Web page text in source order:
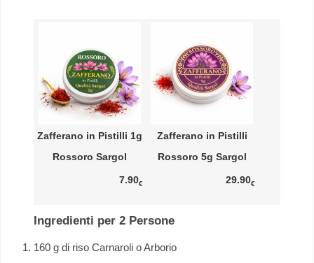
Zafferano in Pistilli 1g
Rossoro Sargol
7.90€
Zafferano in Pistilli
Rossoro 5g Sargol
29.90€
Ingredienti per 2 Persone
160 g di riso Carnaroli o Arborio